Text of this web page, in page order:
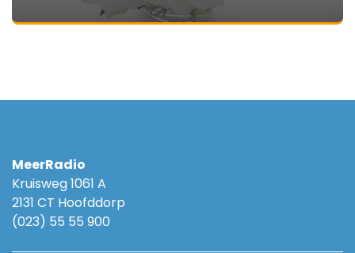
MeerRadio
Kruisweg 1061 A
2131 CT Hoofddorp
(023) 55 55 900